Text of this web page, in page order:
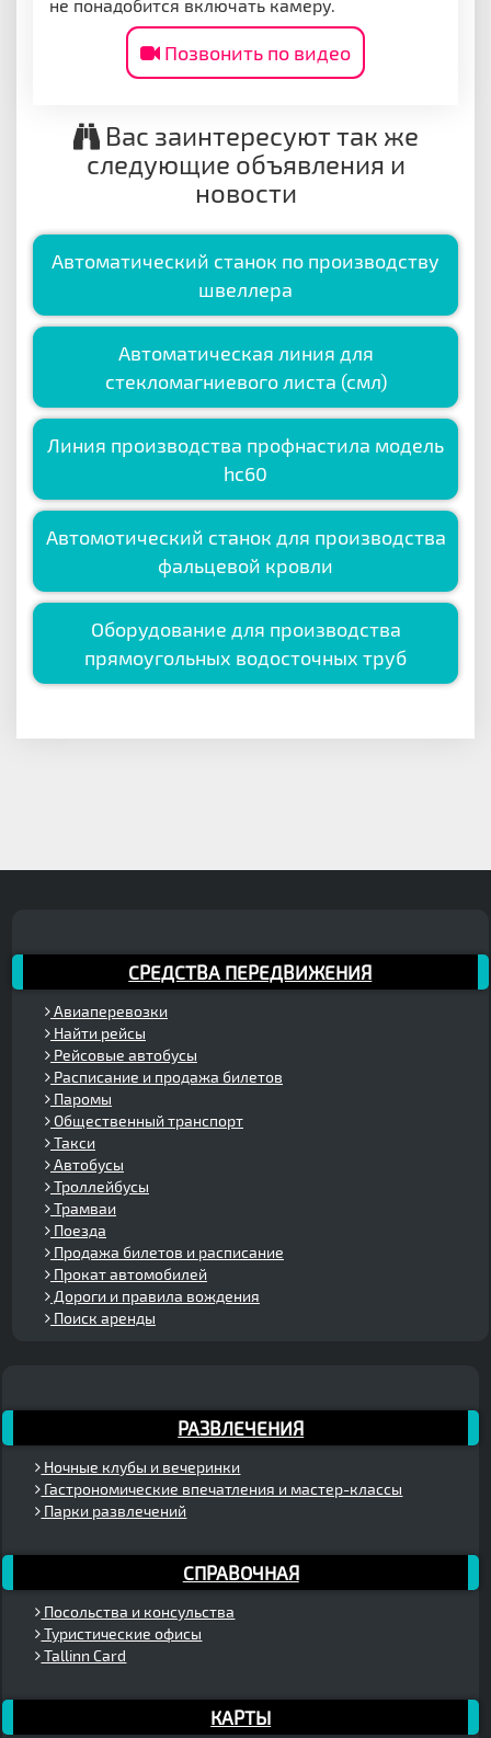
не понадобится включать камеру.
Позвонить по видео
Вас заинтересуют так же
следующие объявления и
новости
Автоматический станок по производству
швеллера
Автоматическая линия для
стекломагниевого листа (смл)
Линия производства профнастила модель
hc60
Автомотический станок для производства
фальцевой кровли
Оборудование для производства
прямоугольных водосточных труб
СРЕДСТВА ПЕРЕДВИЖЕНИЯ
Авиаперевозки
Найти рейсы
Рейсовые автобусы
Расписание и продажа билетов
Паромы
Общественный транспорт
Такси
Автобусы
Троллейбусы
Трамваи
Поезда
Продажа билетов и расписание
Прокат автомобилей
Дороги и правила вождения
Поиск аренды
РАЗВЛЕЧЕНИЯ
Ночные клубы и вечеринки
Гастрономические впечатления и мастер-классы
Парки развлечений
СПРАВОЧНАЯ
Посольства и консульства
Туристические офисы
Tallinn Card
КАРТЫ